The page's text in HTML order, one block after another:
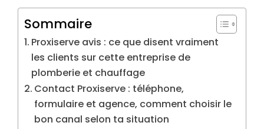
Sommaire
Proxiserve avis : ce que disent vraiment
les clients sur cette entreprise de
plomberie et chauffage
Contact Proxiserve : téléphone,
formulaire et agence, comment choisir le
bon canal selon ta situation